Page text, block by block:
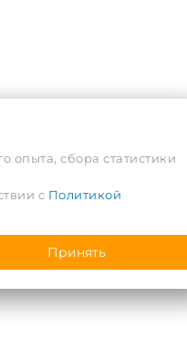
опыта, сбора статистики
с Политикой
Принять